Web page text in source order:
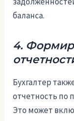
баланса.
4.
Бухгалтер
отчетность по
Это может